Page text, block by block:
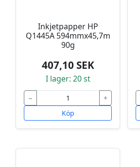
Inkjetpapper HP
Q1445A 594mmx45,7m
90g
407,10 SEK
I lager: 20 st
−
+
Köp